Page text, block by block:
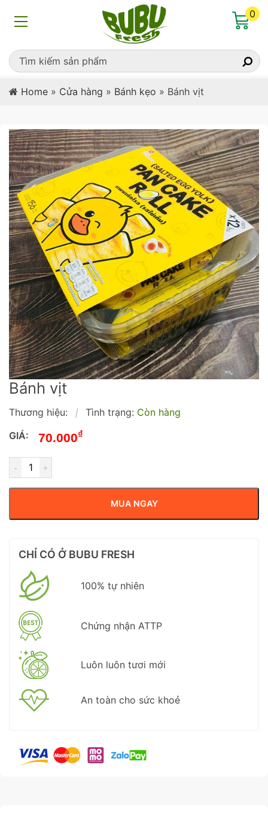
0
Home » Cửa hàng » Bánh kẹo » Bánh vịt
Bánh vịt
Thương hiệu: | Tình trạng: Còn hàng
GIÁ:
70.000₫
MUA NGAY
CHỈ CÓ Ở BUBU FRESH
100% tự nhiên
Chứng nhận ATTP
Luôn luôn tươi mới
An toàn cho sức khoẻ